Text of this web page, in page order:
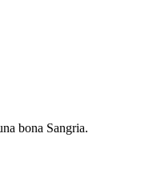
bona Sangria.